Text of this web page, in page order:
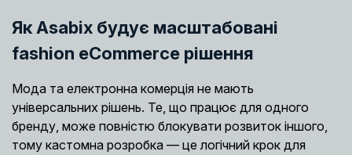
Як Asabix будує масштабовані
fashion eCommerce рішення
Мода та електронна комерція не мають
універсальних рішень. Те, що працює для одного
бренду, може повністю блокувати розвиток іншого,
тому кастомна розробка — це логічний крок для